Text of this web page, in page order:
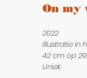
On my
2022
Illustratie in
42 cm op
Uniek